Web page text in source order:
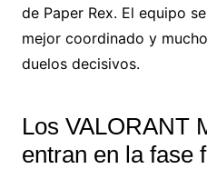
de Paper Rex. El equipo
mejor coordinado y
duelos decisivos.
Los VALORANT
entran en la fase